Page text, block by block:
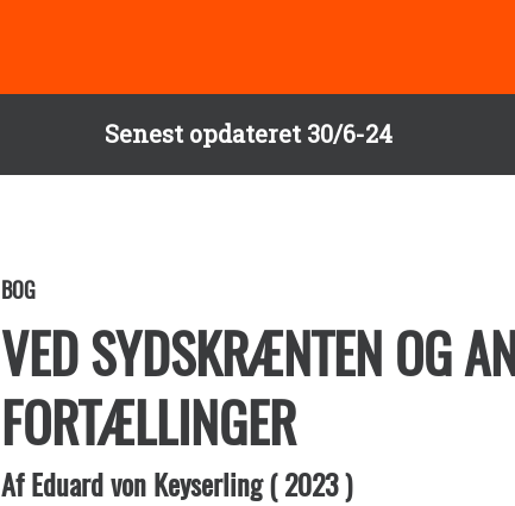
Senest opdateret 30/6-24
BOG
VED SYDSKRÆNTEN OG
FORTÆLLINGER
AfEduard von Keyserling(2023)